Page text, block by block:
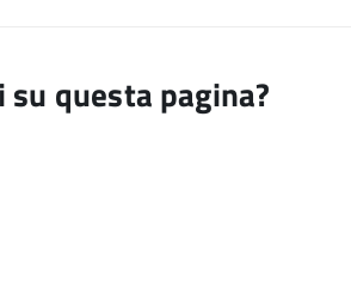
questa pagina?